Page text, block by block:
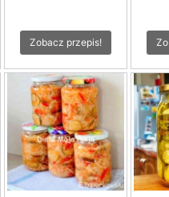
Zobacz przepis!